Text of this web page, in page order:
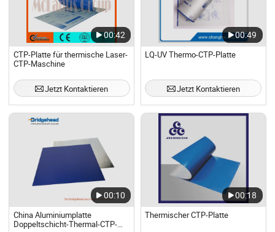
00:42
CTP-Platte für thermische Laser-
CTP-Maschine
Jetzt Kontaktieren
00:49
LQ-UV Thermo-CTP-Platte
Jetzt Kontaktieren
00:10
China Aluminiumplatte
Doppeltschicht-Thermal-CTP-
00:18
Thermischer CTP-Platte